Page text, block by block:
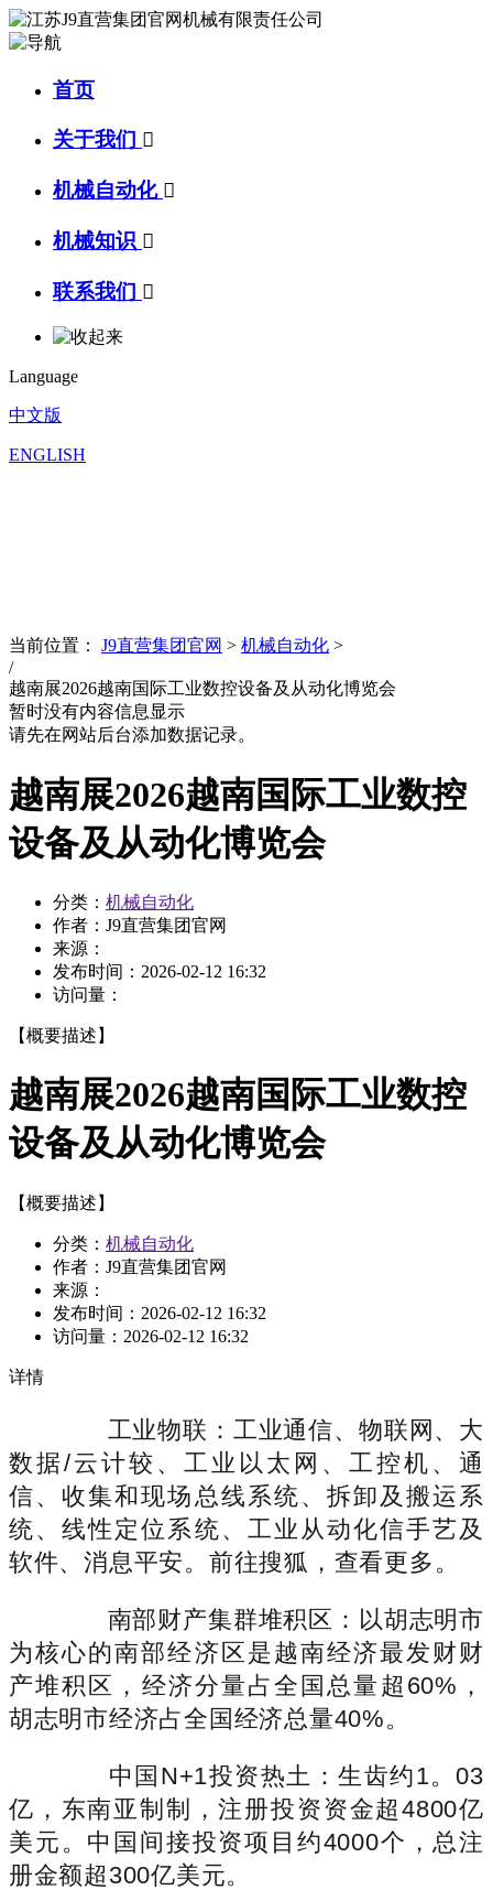
首页
关于我们 
机械自动化 
机械知识 
联系我们 
Language
中文版
ENGLISH
当前位置： J9直营集团官网 > 机械自动化 >
/
越南展2026越南国际工业数控设备及从动化博览会
暂时没有内容信息显示
请先在网站后台添加数据记录。
越南展2026越南国际工业数控
设备及从动化博览会
分类： 机械自动化
作者：J9直营集团官网
来源：
发布时间： 2026-02-12 16:32
访问量：
【概要描述】
越南展2026越南国际工业数控
设备及从动化博览会
【概要描述】
分类： 机械自动化
作者：J9直营集团官网
来源：
发布时间： 2026-02-12 16:32
访问量： 2026-02-12 16:32
详情
工业物联：工业通信、物联网、大
数据/云计较、工业以太网、工控机、通
信、收集和现场总线系统、拆卸及搬运系
统、线性定位系统、工业从动化信手艺及
软件、消息平安。前往搜狐，查看更多。
南部财产集群堆积区：以胡志明市
为核心的南部经济区是越南经济最发财财
产堆积区，经济分量占全国总量超60%，
胡志明市经济占全国经济总量40%。
中国N+1投资热土：生齿约1。03
亿，东南亚制制，注册投资资金超4800亿
美元。中国间接投资项目约4000个，总注
册金额超300亿美元。